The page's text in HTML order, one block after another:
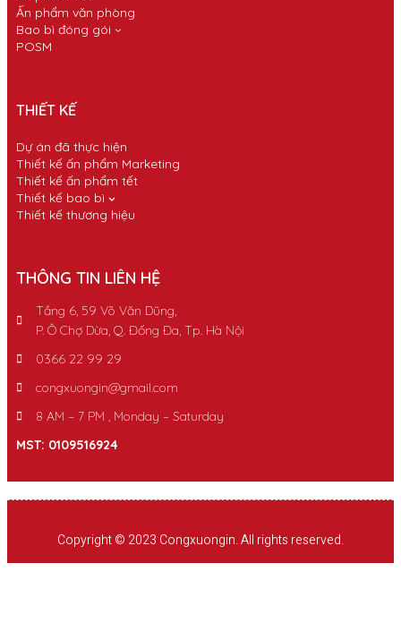
Ấn phẩm văn phòng
Bao bì đóng gói
POSM
THIẾT KẾ
Dự án đã thực hiện
Thiết kế ấn phẩm Marketing
Thiết kế ấn phẩm tết
Thiết kế bao bì
Thiết kế thương hiệu
THÔNG TIN LIÊN HỆ
Tầng 6, 59 Võ Văn Dũng,
P. Ô Chợ Dừa, Q. Đống Đa, Tp. Hà Nội
0366 22 99 29
congxuongin@gmail.com
8 AM – 7 PM , Monday – Saturday
MST: 0109516924
Copyright © 2023 Congxuongin. All rights reserved.